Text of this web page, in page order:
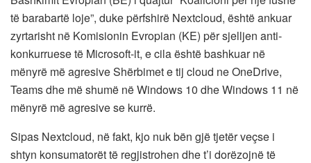
të barabartë loje”, duke përfshirë Nextcloud, është ankuar
zyrtarisht në Komisionin Evropian (KE) për sjelljen anti-
konkurruese të Microsoft-it, e cila është bashkuar në
mënyrë më agresive Shërbimet e tij cloud ne OneDrive,
Teams dhe më shumë në Windows 10 dhe Windows 11 në
mënyrë më agresive se kurrë.
Sipas Nextcloud, në fakt, kjo nuk bën gjë tjetër veçse i
shtyn konsumatorët të regjistrohen dhe t’i dorëzojnë të